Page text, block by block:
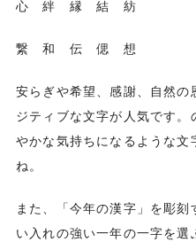
心 絆 縁 結 紡
繋 和 伝 偲 想
安らぎや希望、感謝、自然の
ジティブな文字が人気です
やかな気持ちになるような文
ね。
また、「今年の漢字」を彫
い入れの強い一年の一字を選